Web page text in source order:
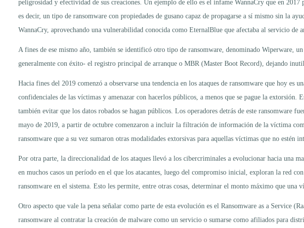
peligrosidad y efectividad de sus creaciones. Un ejemplo de ello es el infame WannaCry que en
es decir, un tipo de ransomware con propiedades de gusano capaz de propagarse a sí mismo sin la
WannaCry, aprovechando una vulnerabilidad conocida como EternalBlue que afectaba al servicio de
A fines de ese mismo año, también se identificó otro tipo de ransomware, denominado Wiperware,
generalmente con éxito- el registro principal de arranque o MBR (Master Boot Record), dejando
Hacia fines del 2019 comenzó a observarse una tendencia en los ataques de ransomware que hoy es
confidenciales de las víctimas y amenazar con hacerlos públicos, a menos que se pague la
también evitar que los datos robados se hagan públicos. Los operadores detrás de este ransomware
mayo de 2019, a partir de octubre comenzaron a incluir la filtración de información de la víctima
ransomware que a su vez sumaron otras modalidades extorsivas para aquellas víctimas que no estén
Por otra parte, la direccionalidad de los ataques llevó a los cibercriminales a evolucionar hacia una
en muchos casos un período en el que los atacantes, luego del compromiso inicial, exploran la red
ransomware en el sistema. Esto les permite, entre otras cosas, determinar el monto máximo que una
Otro aspecto que vale la pena señalar como parte de esta evolución es el Ransomware as a Service
ransomware al contratar la creación de malware como un servicio o sumarse como afiliados para